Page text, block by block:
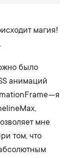
магия!
.
было
анимаций
— я
мне
том, что